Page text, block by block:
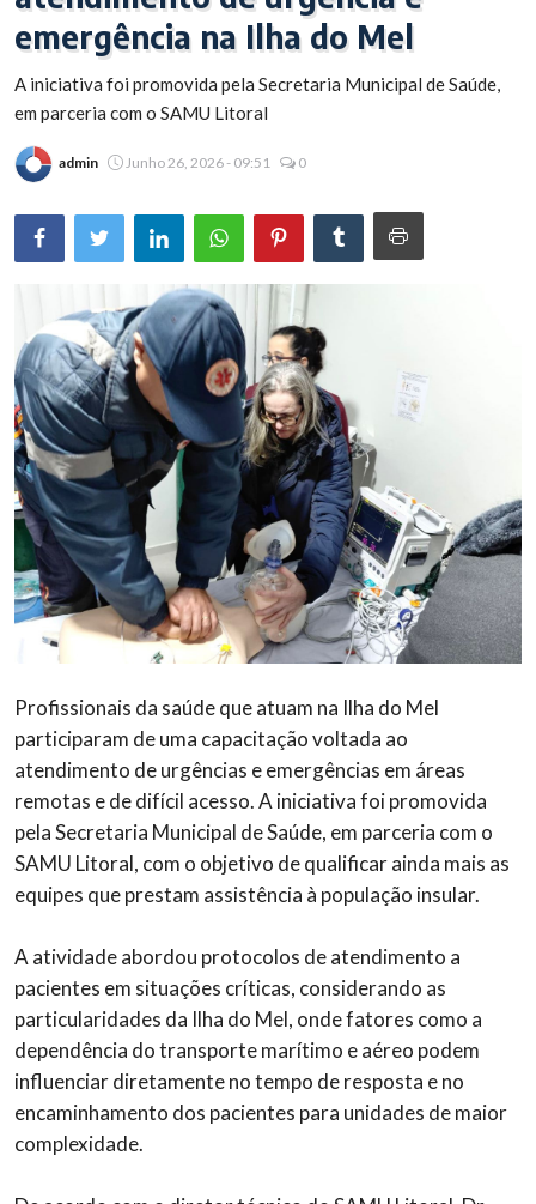
Brasil
emergência na Ilha do Mel
A iniciativa foi promovida pela Secretaria Municipal de Saúde,
em parceria com o SAMU Litoral
admin Junho 26, 2026 - 09:51 0
Profissionais da saúde que atuam na Ilha do Mel
participaram de uma capacitação voltada ao
atendimento de urgências e emergências em áreas
remotas e de difícil acesso. A iniciativa foi promovida
pela Secretaria Municipal de Saúde, em parceria com o
SAMU Litoral, com o objetivo de qualificar ainda mais as
equipes que prestam assistência à população insular.
A atividade abordou protocolos de atendimento a
pacientes em situações críticas, considerando as
particularidades da Ilha do Mel, onde fatores como a
dependência do transporte marítimo e aéreo podem
influenciar diretamente no tempo de resposta e no
encaminhamento dos pacientes para unidades de maior
complexidade.